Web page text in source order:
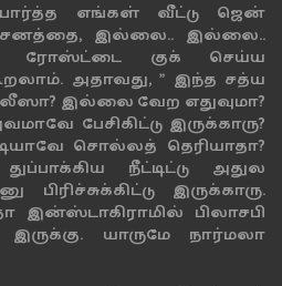
எங்கள் வீட்டு ஜென்
இல்லை.. இல்லை..
ரோஸ்ட்டை குக் செய்ய
அதாவது, " இந்த சத்ய
இல்லை வேற எதுவுமா?
பேசிகிட்டு இருக்காரு?
சொல்லத் தெரியாதா?
நீட்டிட்டு அதுல
இருக்காரு.
பிலாசபி
யாருமே நார்மலா